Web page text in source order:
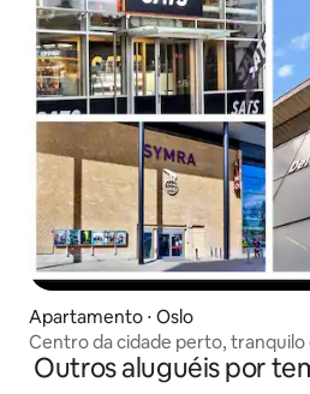
Apartamento ⋅ Oslo
Centro da cidade perto, tranquilo
Outros aluguéis por